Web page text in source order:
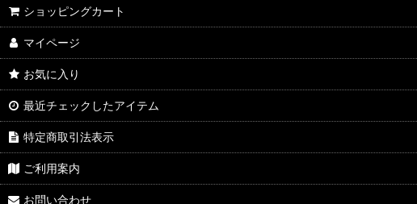
ショッピングカート
マイページ
お気に入り
最近チェックしたアイテム
特定商取引法表示
ご利用案内
お問い合わせ